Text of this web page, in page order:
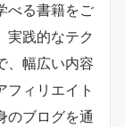
べる書籍をご
実践的なテク
、幅広い内容
フィリエイト
のブログを通